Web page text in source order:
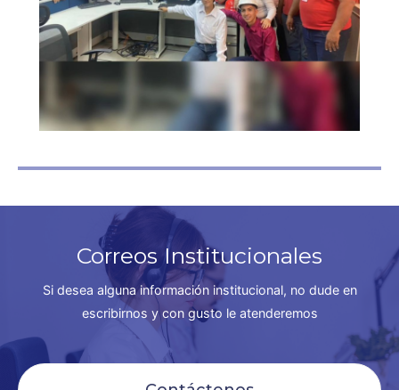
Correos Institucionales
Si desea alguna información institucional, no dude en
escribirnos y con gusto le atenderemos